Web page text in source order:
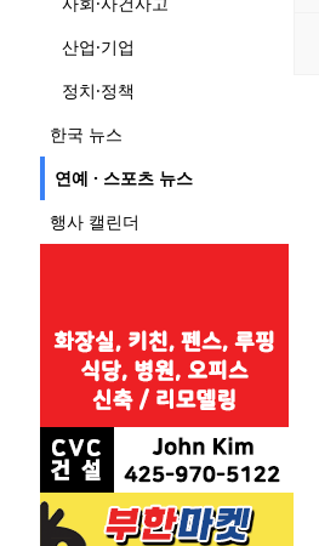
산업·기업
정치·정책
한국 뉴스
연예 · 스포츠 뉴스
행사 캘린더